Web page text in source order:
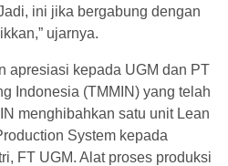
ini jika bergabung dengan
ujarnya.
apresiasi kepada UGM dan PT
Indonesia (TMMIN) yang telah
menghibahkan satu unit Lean
System kepada
FT UGM. Alat proses produksi